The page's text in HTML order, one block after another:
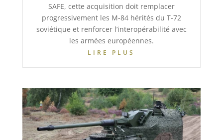
SAFE, cette acquisition doit remplacer
progressivement les M-84 hérités du T-72
soviétique et renforcer l’interopérabilité avec
les armées européennes.
LIRE PLUS